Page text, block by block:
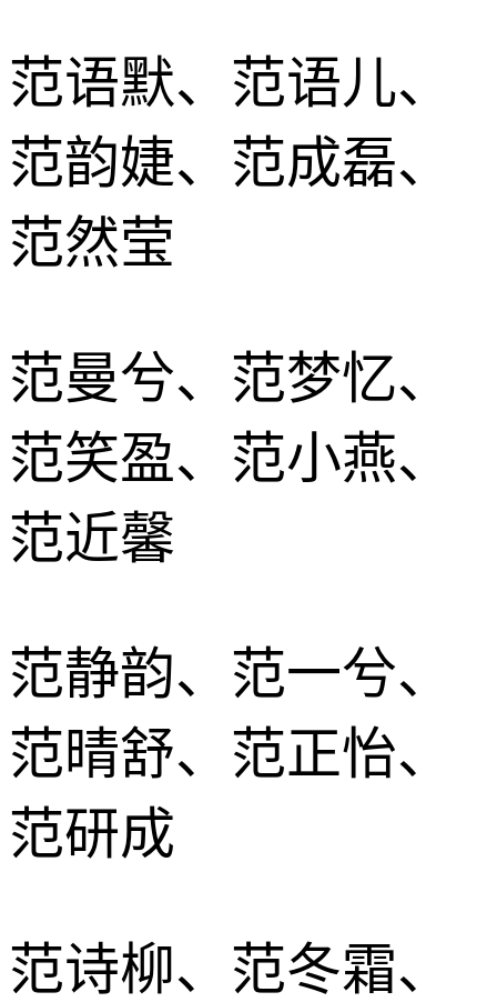
范语默、范语儿、
范韵婕、范成磊、
范然莹
范曼兮、范梦忆、
范笑盈、范小燕、
范近馨
范静韵、范一兮、
范晴舒、范正怡、
范研成
范诗柳、范冬霜、